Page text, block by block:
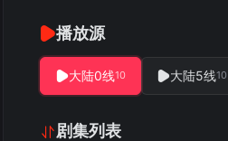
播放源
大陆0线10 大陆5线10
剧集列表